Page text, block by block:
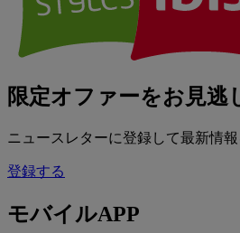
限定オファーをお見逃
ニュースレターに登録して最新情
登録する
モバイルAPP